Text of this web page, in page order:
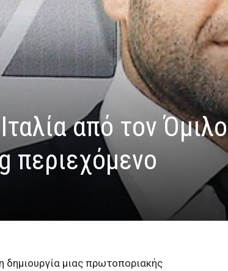
από τον Όμιλο
περιεχόμενο
δημιουργία μιας πρωτοποριακής